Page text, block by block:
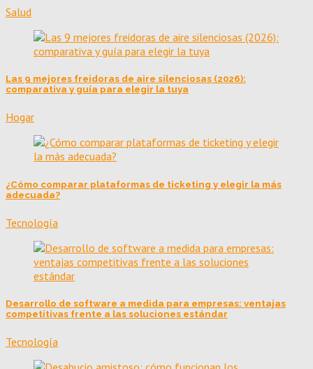
Salud
Las 9 mejores freidoras de aire silenciosas (2026):
comparativa y guía para elegir la tuya
Hogar
¿Cómo comparar plataformas de ticketing y elegir la más
adecuada?
Tecnología
Desarrollo de software a medida para empresas: ventajas
competitivas frente a las soluciones estándar
Tecnología